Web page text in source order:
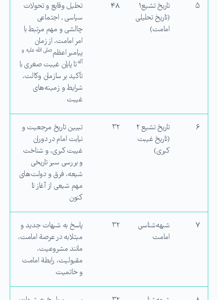
۵
تاریخ تشیع۱
(تاریخ تحلیلی
امامت)
۴۸
تحلیل وقایع و تحولات
سیاسی ـ اجتماعی
چالشی و مهم مرتبط با
امر امامت، از زمان
پیامبر اعظمصلی الله علیه و
آلهتا پایان غیبت صغری با
تأكید بر سازمان وكالت،
شرایط و زمینه‌های
غیبت
۶
تاریخ تشیع ۲
(تاریخ غیبت
كبری)
۳۲
تبیین تاریخ مرجعیت و
نیابت امام در دوران
غیبت كبری، و شناخت
و بررسی سیر تاریخی
شیعه، فرق و دولت‌های
مهم شیعی از آغاز تا
کنون
۷
شبهه‌شناسی
امامت
۳۲
پاسخ به شبهات جدید و
مبتلابه در عرصة امامت،
مانند مشروعیت،
مقبولیت، رابطة امامت
و خاتمیت